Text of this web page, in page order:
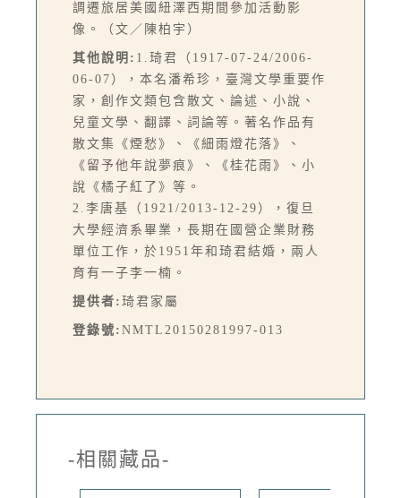
調遷旅居美國紐澤西期間參加活動影
像。（文／陳柏宇）
其他說明: 1.琦君（1917-07-24/2006-
06-07），本名潘希珍，臺灣文學重要作
家，創作文類包含散文、論述、小說、
兒童文學、翻譯、詞論等。著名作品有
散文集《煙愁》、《細雨燈花落》、
《留予他年說夢痕》、《桂花雨》、小
說《橘子紅了》等。
2.李唐基（1921/2013-12-29），復旦
大學經濟系畢業，長期在國營企業財務
單位工作，於1951年和琦君結婚，兩人
育有一子李一楠。
提供者: 琦君家屬
登錄號: NMTL20150281997-013
-相關藏品-